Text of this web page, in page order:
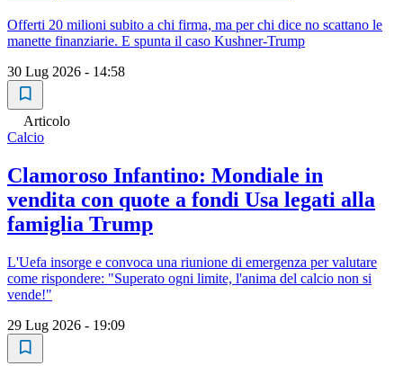
Offerti 20 milioni subito a chi firma, ma per chi dice no scattano le
manette finanziarie. E spunta il caso Kushner-Trump
30 Lug 2026 - 14:58
Articolo
Calcio
Clamoroso Infantino: Mondiale in
vendita con quote a fondi Usa legati alla
famiglia Trump
L'Uefa insorge e convoca una riunione di emergenza per valutare
come rispondere: "Superato ogni limite, l'anima del calcio non si
vende!"
29 Lug 2026 - 19:09